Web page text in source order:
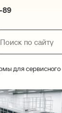
для